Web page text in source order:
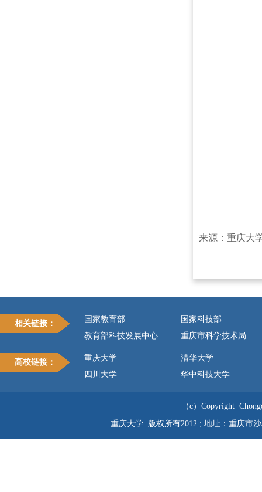
来源：重庆大
相关链接： 国家教育部
国家科技部
教育部科技发展中心
重庆市科学技术局
高校链接： 重庆大学
清华大学
四川大学
华中科技大学
（c）Copyright
重庆大学 版权所有2012 ; 地址：重庆市